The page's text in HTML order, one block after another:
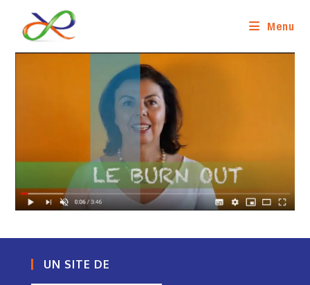
content
Menu
UN SITE DE